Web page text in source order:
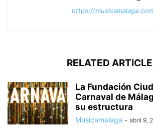
https://musicamalaga.com
RELATED
La Fundación
Carnaval de
su estructura
Musicamalaga - abril 9,